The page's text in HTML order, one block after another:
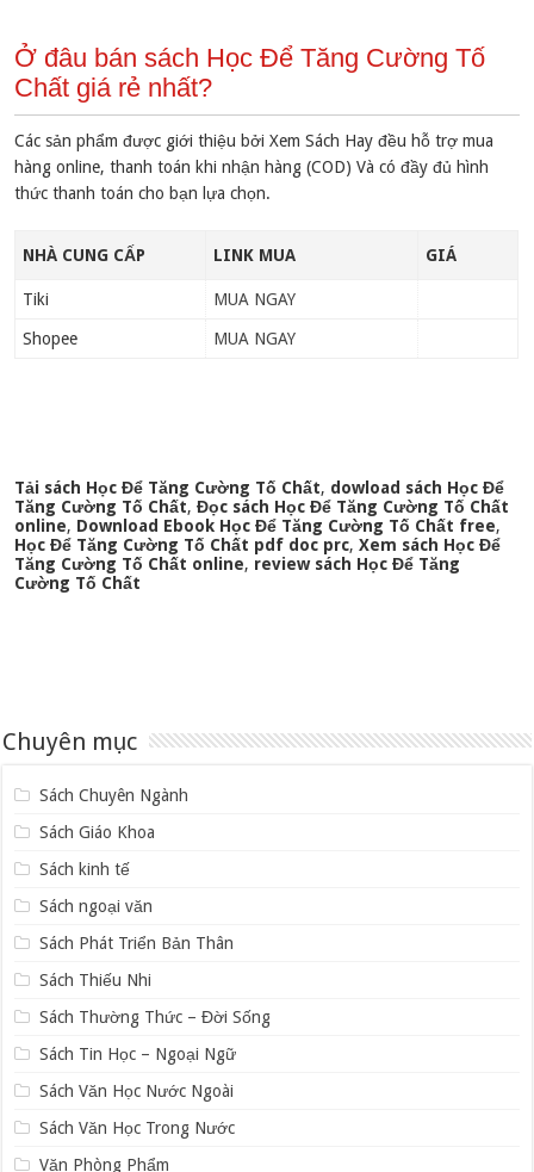
Ở đâu bán sách Học Để Tăng Cường Tố
Chất giá rẻ nhất?
Các sản phẩm được giới thiệu bởi Xem Sách Hay đều hỗ trợ mua
hàng online, thanh toán khi nhận hàng (COD) Và có đầy đủ hình
thức thanh toán cho bạn lựa chọn.
NHÀ CUNG CẤP LINK MUA GIÁ
Tiki MUA NGAY
Shopee MUA NGAY
Tải sách Học Để Tăng Cường Tố Chất, dowload sách Học Để
Tăng Cường Tố Chất,Đọc sách Học Để Tăng Cường Tố Chất
online, Download Ebook Học Để Tăng Cường Tố Chất free,
Học Để Tăng Cường Tố Chất pdf doc prc,Xem sách Học Để
Tăng Cường Tố Chất online, review sách Học Để Tăng
Cường Tố Chất
Chuyên mục
Sách Chuyên Ngành
Sách Giáo Khoa
Sách kinh tế
Sách ngoại văn
Sách Phát Triển Bản Thân
Sách Thiếu Nhi
Sách Thường Thức – Đời Sống
Sách Tin Học – Ngoại Ngữ
Sách Văn Học Nước Ngoài
Sách Văn Học Trong Nước
Văn Phòng Phẩm